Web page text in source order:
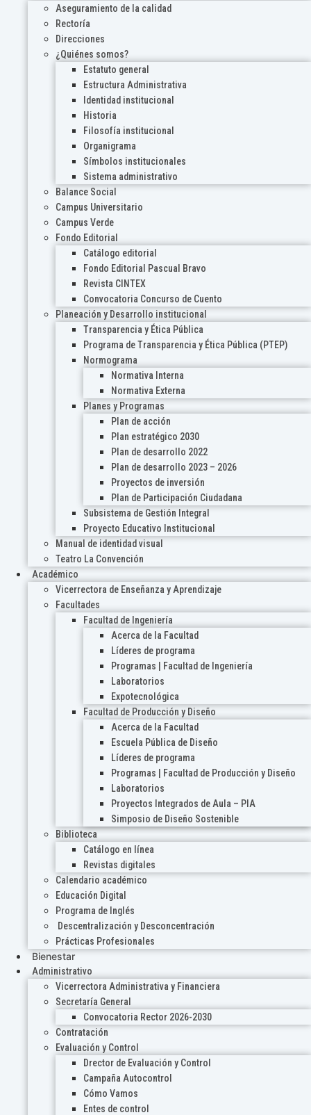
Aseguramiento de la calidad
Rectoría
Direcciones
¿Quiénes somos?
Estatuto general
Estructura Administrativa
Identidad institucional
Historia
Filosofía institucional
Organigrama
Símbolos institucionales
Sistema administrativo
Balance Social
Campus Universitario
Campus Verde
Fondo Editorial
Catálogo editorial
Fondo Editorial Pascual Bravo
Revista CINTEX
Convocatoria Concurso de Cuento
Planeación y Desarrollo institucional
Transparencia y Ética Pública
Programa de Transparencia y Ética Pública (PTEP)
Normograma
Normativa Interna
Normativa Externa
Planes y Programas
Plan de acción
Plan estratégico 2030
Plan de desarrollo 2022
Plan de desarrollo 2023 – 2026
Proyectos de inversión
Plan de Participación Ciudadana
Subsistema de Gestión Integral
Proyecto Educativo Institucional
Manual de identidad visual
Teatro La Convención
Académico
Vicerrectora de Enseñanza y Aprendizaje
Facultades
Facultad de Ingeniería
Acerca de la Facultad
Líderes de programa
Programas | Facultad de Ingeniería
Laboratorios
Expotecnológica
Facultad de Producción y Diseño
Acerca de la Facultad
Escuela Pública de Diseño
Líderes de programa
Programas | Facultad de Producción y Diseño
Laboratorios
Proyectos Integrados de Aula – PIA
Simposio de Diseño Sostenible
Biblioteca
Catálogo en línea
Revistas digitales
Calendario académico
Educación Digital
Programa de Inglés
Descentralización y Desconcentración
Prácticas Profesionales
Bienestar
Administrativo
Vicerrectora Administrativa y Financiera
Secretaría General
Convocatoria Rector 2026-2030
Contratación
Evaluación y Control
Drector de Evaluación y Control
Campaña Autocontrol
Cómo Vamos
Entes de control